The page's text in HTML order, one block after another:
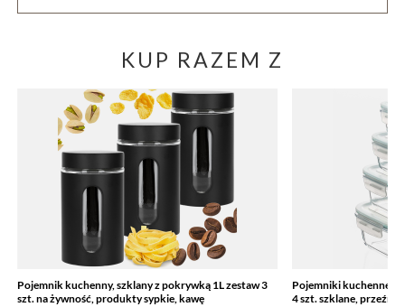
KUP RAZEM Z
Pojemnik kuchenny, szklany z pokrywką 1L zestaw 3
szt. na żywność, produkty sypkie, kawę
Pojemniki kuchenne
4 szt. szklane,